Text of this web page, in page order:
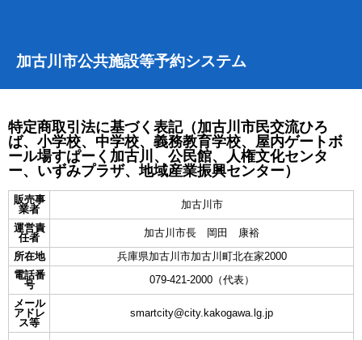
加古川市公共施設等予約システム
特定商取引法に基づく表記（加古川市民交流ひろ
ば、小学校、中学校、義務教育学校、屋内ゲートボ
ール場すぱーく加古川、公民館、人権文化センタ
ー、いずみプラザ、地域産業振興センター）
販売事
業者
加古川市
運営責
任者
加古川市長 岡田 康裕
所在地
兵庫県加古川市加古川町北在家2000
電話番
号
079-421-2000（代表）
メール
アドレ
ス等
smartcity@city.kakogawa.lg.jp